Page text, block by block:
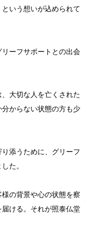
いう想いが込められて
ーフサポートとの出会
大切な人を亡くされた
からない状態の方も少
添うために、グリーフ
た。
の背景や心の状態を察
ける。それが照泰仏堂